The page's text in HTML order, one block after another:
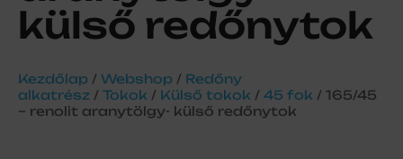
külső redőnytok
Kezdőlap / Webshop / Redőny
alkatrész / Tokok / Külső tokok / 45 fok / 165/45
– renolit aranytölgy- külső redőnytok